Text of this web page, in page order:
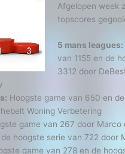
Afgelopen week
topscores
5 mans leagues:
van 1155 en de
3312 door
Hoogste game van 650 en
Woning Verbetering
game van 267 door Marco
hoogste serie van 722 door
game van 278 en de